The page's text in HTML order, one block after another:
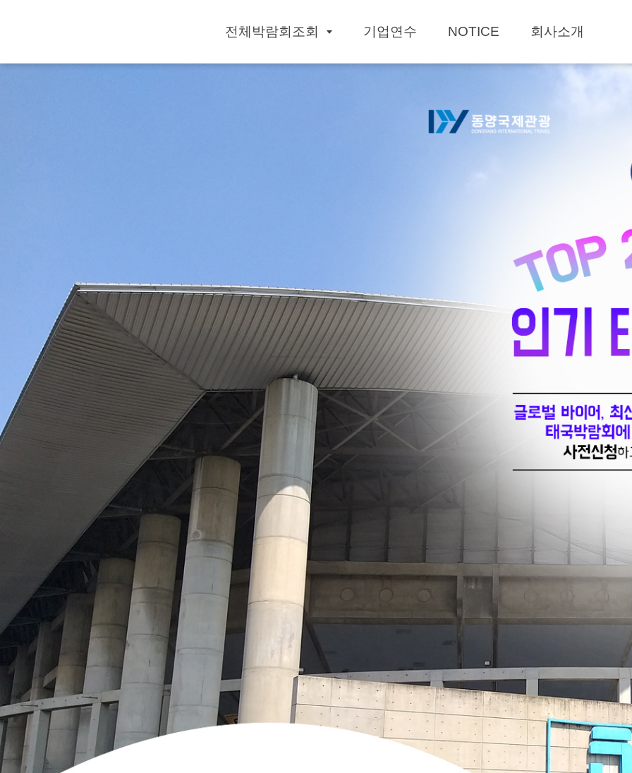
전체박람회조회 기업연수 NOTICE 회사소개